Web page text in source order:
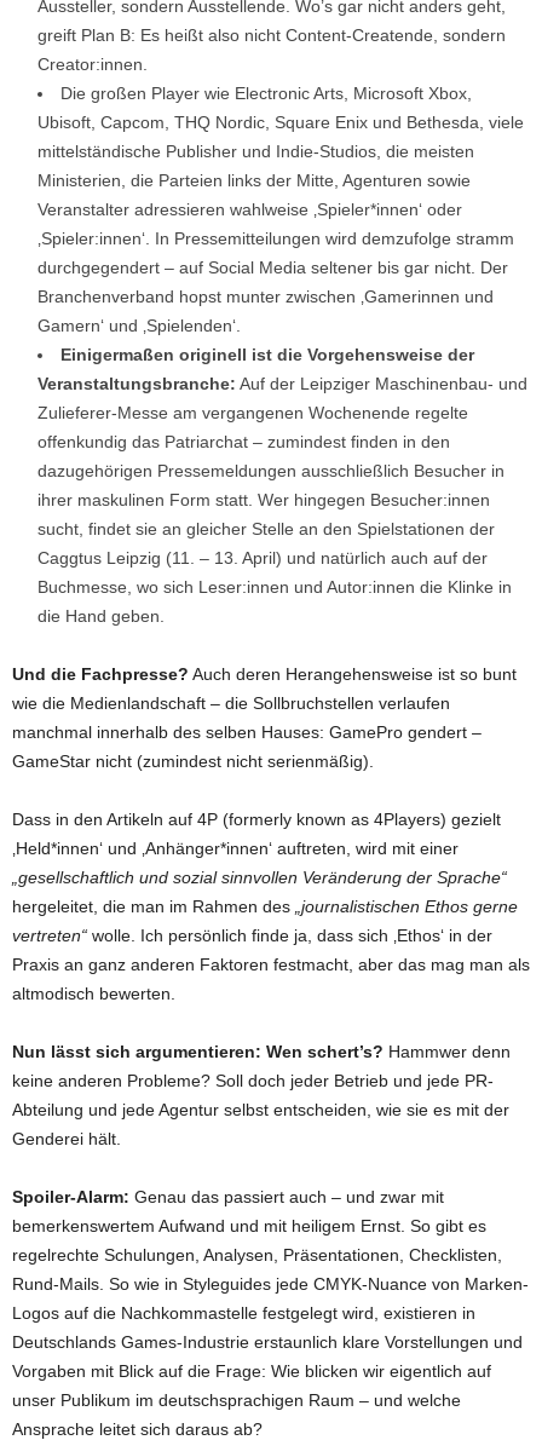
Aussteller, sondern Ausstellende. Wo’s gar nicht anders geht,
greift Plan B: Es heißt also nicht Content-Creatende, sondern
Creator:innen.
Die großen Player wie Electronic Arts, Microsoft Xbox,
Ubisoft, Capcom, THQ Nordic, Square Enix und Bethesda, viele
mittelständische Publisher und Indie-Studios, die meisten
Ministerien, die Parteien links der Mitte, Agenturen sowie
Veranstalter adressieren wahlweise ‚Spieler*innen‘ oder
‚Spieler:innen‘. In Pressemitteilungen wird demzufolge stramm
durchgegendert – auf Social Media seltener bis gar nicht. Der
Branchenverband hopst munter zwischen ‚Gamerinnen und
Gamern‘ und ‚Spielenden‘.
Einigermaßen originell ist die Vorgehensweise der
Veranstaltungsbranche: Auf der Leipziger Maschinenbau- und
Zulieferer-Messe am vergangenen Wochenende regelte
offenkundig das Patriarchat – zumindest finden in den
dazugehörigen Pressemeldungen ausschließlich Besucher in
ihrer maskulinen Form statt. Wer hingegen Besucher:innen
sucht, findet sie an gleicher Stelle an den Spielstationen der
Caggtus Leipzig (11. – 13. April) und natürlich auch auf der
Buchmesse, wo sich Leser:innen und Autor:innen die Klinke in
die Hand geben.
Und die Fachpresse? Auch deren Herangehensweise ist so bunt
wie die Medienlandschaft – die Sollbruchstellen verlaufen
manchmal innerhalb des selben Hauses: GamePro gendert –
GameStar nicht (zumindest nicht serienmäßig).
Dass in den Artikeln auf 4P (formerly known as 4Players) gezielt
‚Held*innen‘ und ‚Anhänger*innen‘ auftreten, wird mit einer
„gesellschaftlich und sozial sinnvollen Veränderung der Sprache“
hergeleitet, die man im Rahmen des „journalistischen Ethos gerne
vertreten“ wolle. Ich persönlich finde ja, dass sich ‚Ethos‘ in der
Praxis an ganz anderen Faktoren festmacht, aber das mag man als
altmodisch bewerten.
Nun lässt sich argumentieren: Wen schert’s? Hammwer denn
keine anderen Probleme? Soll doch jeder Betrieb und jede PR-
Abteilung und jede Agentur selbst entscheiden, wie sie es mit der
Genderei hält.
Spoiler-Alarm: Genau das passiert auch – und zwar mit
bemerkenswertem Aufwand und mit heiligem Ernst. So gibt es
regelrechte Schulungen, Analysen, Präsentationen, Checklisten,
Rund-Mails. So wie in Styleguides jede CMYK-Nuance von Marken-
Logos auf die Nachkommastelle festgelegt wird, existieren in
Deutschlands Games-Industrie erstaunlich klare Vorstellungen und
Vorgaben mit Blick auf die Frage: Wie blicken wir eigentlich auf
unser Publikum im deutschsprachigen Raum – und welche
Ansprache leitet sich daraus ab?